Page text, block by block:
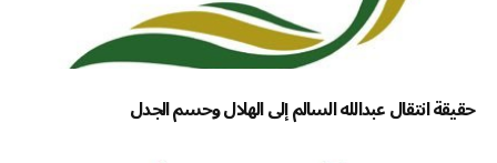
حقيقة انتقال عبدالله السالم إلى الهلال وحسم الجدل